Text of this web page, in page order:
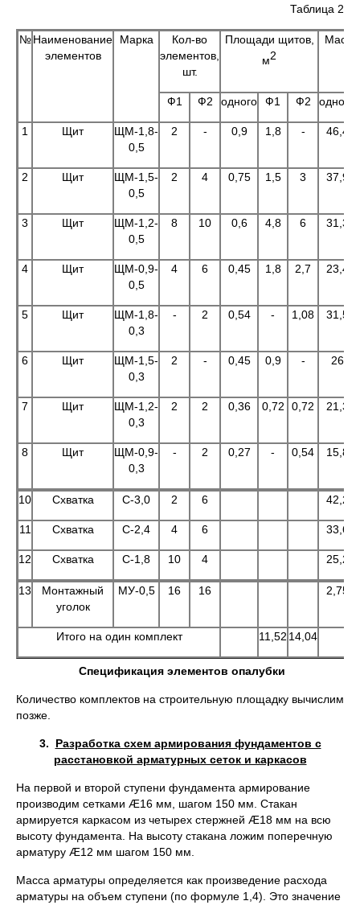
Таблица 2
№ Наименование
элементов
Марка
Кол-во
элементов,
шт.
Площади щитов,
м2
Ф1 Ф2 одного Ф1 Ф2 одного
1 Щит
ЩМ-1,8-
0,5
2 - 0,9 1,8 - 46,4
2 Щит
ЩМ-1,5-
0,5
2 4 0,75 1,5 3 37,9
3 Щит
ЩМ-1,2-
0,5
8 10 0,6 4,8 6 31,3
4 Щит
ЩМ-0,9-
0,5
4 6 0,45 1,8 2,7 23,4
5 Щит
ЩМ-1,8-
0,3
- 2 0,54 - 1,08 31,5
6 Щит
ЩМ-1,5-
0,3
2 - 0,45 0,9 - 26
7 Щит
ЩМ-1,2-
0,3
2 2 0,36 0,72 0,72 21,3
8 Щит
ЩМ-0,9-
0,3
- 2 0,27 - 0,54 15,8
10 Схватка С-3,0 2 6 42,2
11 Схватка С-2,4 4 6 33,6
12 Схватка С-1,8 10 4 25,2
13
Монтажный
уголок
МУ-0,5 16 16 2,75
Итого на один комплект 11,52 14,04
Спецификация элементов опалубки
Количество комплектов на строительную площадку вычислим
позже.
3. Разработка схем армирования фундаментов с
расстановкой арматурных сеток и каркасов
На первой и второй ступени фундамента армирование
производим сетками Æ16 мм, шагом 150 мм. Стакан
армируется каркасом из четырех стержней Æ18 мм на всю
высоту фундамента. На высоту стакана ложим поперечную
арматуру Æ12 мм шагом 150 мм.
Масса арматуры определяется как произведение расхода
арматуры на объем ступени (по формуле 1,4). Это значение